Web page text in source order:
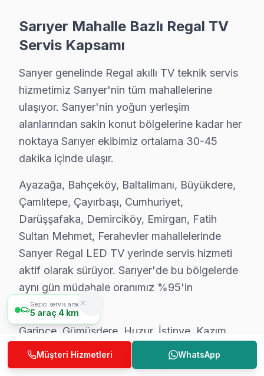
• Ses sistemi ve hoparlör temizliği — Sarıyer
• Sarıyer'de bağlantı portları ve konektör bakımı
Sarıyer Regal Ekspres Servis – Sabah Ara,
TV arızası beklemez — biz de bekletmeyiz.
Hızlı müdahale garantimiz:
• Sarıyer'de sabah arayın, akşama servis
• Sarıyer'in tüm mahallelerine hızlı ulaşım
• Sarıyer'de mobil servis aracı ile yerinde müdahale
• Sarıyer'de acil durumlarda öncelikli randevu
• Sarıyer servisimizde 7/24 çağrı merkezi desteği
Gün içinde Sarıyer'da Regal servis randevusu almak
Sarıyer'da Regal Servis Garantisi – 2 Yıl
Regal TV Servis Garanti Belgesi – Yazılı ve İmzalı Güvence
Sarıyer'da Regal görüntüleme sistemi tamiri
Sarıyer'de her onarımda ne sağlıyoruz?
• 2 yıl yazılı işçilik garantisi
• Sarıyer'de kullanılan orijinal parçalar için 2 yıl
Sarıyer Mahalle Bazlı Regal TV
Servis Kapsamı
Sarıyer genelinde Regal akıllı TV teknik servis
hizmetimiz Sarıyer'nin tüm mahallelerine
ulaşıyor. Sarıyer'nin yoğun yerleşim
alanlarından sakin konut bölgelerine kadar her
noktaya Sarıyer ekibimiz ortalama 30-45
dakika içinde ulaşır.
Ayazağa, Bahçeköy, Baltalimanı, Büyükdere,
Çamlıtepe, Çayırbaşı, Cumhuriyet,
Darüşşafaka, Demirciköy, Emirgan, Fatih
Sultan Mehmet, Ferahevler mahallelerinde
Sarıyer Regal LED TV yerinde servis hizmeti
aktif olarak sürüyor. Sarıyer'de bu bölgelerde
aynı gün müdahale oranımız %95'in
üzerindedir.
Garipçe, Gümüşdere, Huzur, İstinye, Kazım
Karabekir Paşa, Kısırkaya, Kireçburnu, Kilyos,
Kocataş, Maden, Maslak bölgelerinde de
Gezici servis aracımız
5 araç 4 km
Müşteri Hizmetleri WhatsApp